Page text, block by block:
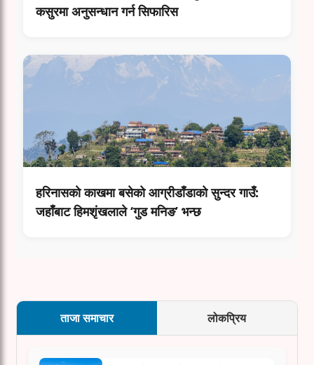
कसुरमा अनुसन्धान गर्न सिफारिस
हरिनासकाे काखमा बसेको आग्रीडाँडाको सुन्दर गाउँ:
जहाँबाट हिमशृंखलाले ‘गुड मनिङ’ भन्छ
ताजा समाचार लोकप्रिय